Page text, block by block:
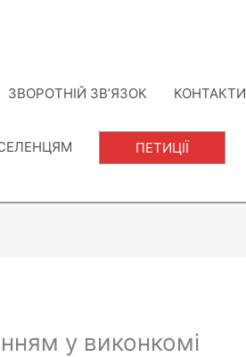
ЗВОРОТНІЙ ЗВ’ЯЗОК КОНТАКТИ
ПЕТИЦІЇ
у виконкомі